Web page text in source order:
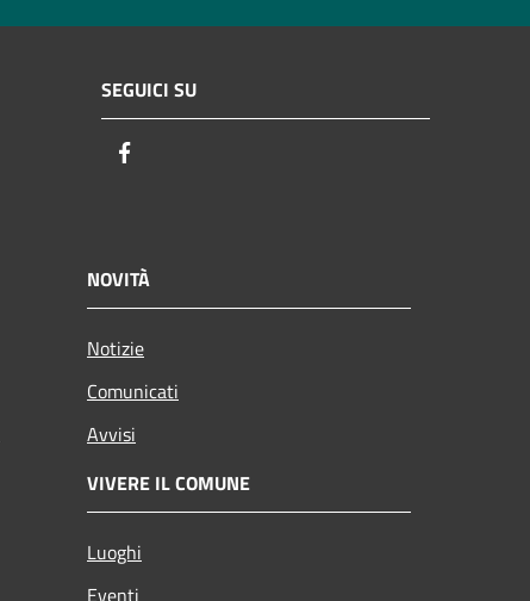
SEGUICI SU
NOVITÀ
Notizie
Comunicati
Avvisi
VIVERE IL COMUNE
Luoghi
Eventi